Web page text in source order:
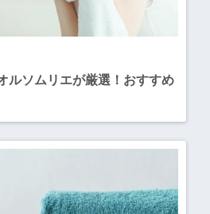
ルソムリエが厳選！おすすめ